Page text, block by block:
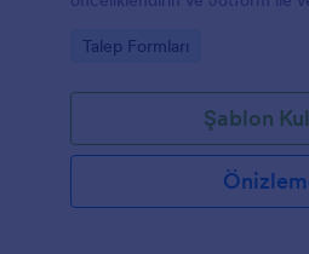
Go to Category:
Talep Formları
Şablon